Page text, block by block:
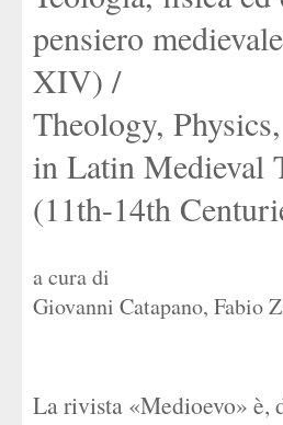
pensiero
XIV) /
Theology,
in Latin Medieval
(11th-14th
a cura di
Giovanni Catapano, Fabio
La rivista «Medioevo» è,